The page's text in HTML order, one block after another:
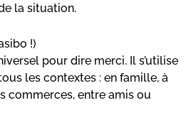
la situation.
!)
pour dire merci. Il s’utilise
les contextes : en famille, à
commerces, entre amis ou